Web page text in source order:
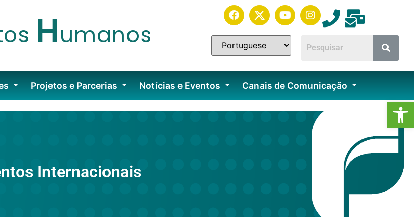
Humanos
Projetos e Parcerias Notícias e Eventos Canais de Comunicação
Internacionais